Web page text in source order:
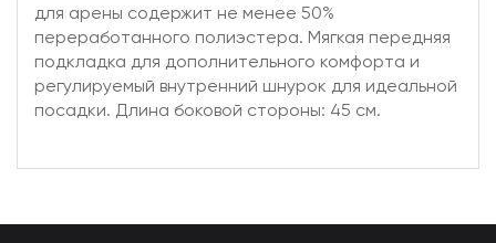
для арены содержит не менее 50%
переработанного полиэстера. Мягкая передняя
подкладка для дополнительного комфорта и
регулируемый внутренний шнурок для идеальной
посадки. Длина боковой стороны: 45 см.